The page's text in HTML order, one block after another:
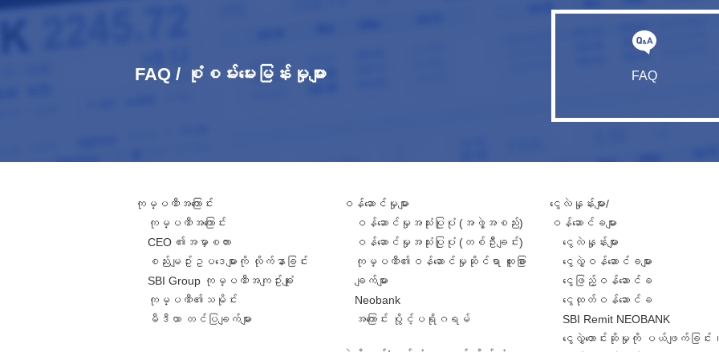
FAQ / စုံစမ်းမေးမြန်းမှုများ FAQ
ကုမ္ပဏီအကြောင်း
ကုမ္ပဏီအကြောင်း
CEO ၏အမှာစကား
စည်းမျဥ်းဥပဒေများကို လိုက်နာခြင်း
SBI Group ကုမ္ပဏီအကျဥ်းချုံး
ကုမ္ပဏီ၏သမိုင်း
မီဒီယာ တင်ပြချက်များ
ဝန်ဆောင်မှုများ
ဝန်ဆောင်မှုအသုံးပြုပုံ (အဖွဲ့အစည်း)
ဝန်ဆောင်မှုအသုံးပြုပုံ (တစ်ဦးချင်း)
ကုမ္ပဏီ၏ဝန်ဆောင်မှုဆိုင်ရာ ထူးခြား
ချက်များ
Neobank
အကြောင်း ပွိုင့်ပရိုဂရမ်
ငွေလဲနှုန်းများ/
ဝန်ဆောင်ခများ
ငွေလဲနှုန်းများ
ငွေလွှဲဝန်ဆောင်ခများ
ငွေဖြည့်ဝန်ဆောင်ခ
ငွေထုတ်ဝန်ဆောင်ခ
SBI Remit NEOBANK
ငွေလွှဲတောင်းဆိုမှုကို ပယ်ဖျက်ခြင်း၊